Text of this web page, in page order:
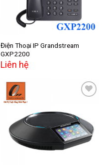
Điện Thoại IP Grandstream
GXP2200
Liên hệ
Add to
wishlist